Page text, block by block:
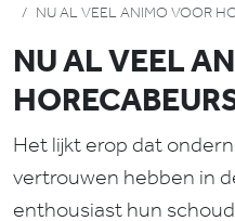
NU AL VEEL ANIMO VOOR
NU AL VEEL
Het lijkt erop dat
vertrouwen hebben in
enthousiast hun